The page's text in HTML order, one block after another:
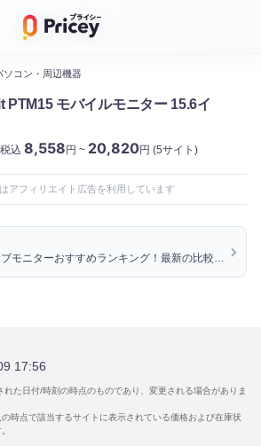
ソコン・周辺機器
‎PTM15 モバイルモニター 15.6イ
税込 8,558円 ~ 20,820円 (5サイト)
アフィリエイト広告を利用しています
モニターおすすめランキング！最新の比較情
17:56
た日付/時刻の時点のものであり、変更される場合がありま
時点で該当するサイトに表示されている価格および在庫状